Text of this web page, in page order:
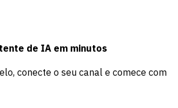
de IA em minutos
conecte o seu canal e comece com